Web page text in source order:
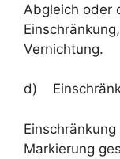
Abgleich oder
Vernichtung.
d)
Markierung